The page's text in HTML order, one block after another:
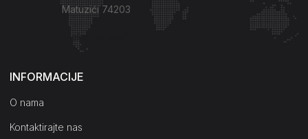
Matuzići 74203
Kako do nas?
INFORMACIJE
O nama
Kontaktirajte nas